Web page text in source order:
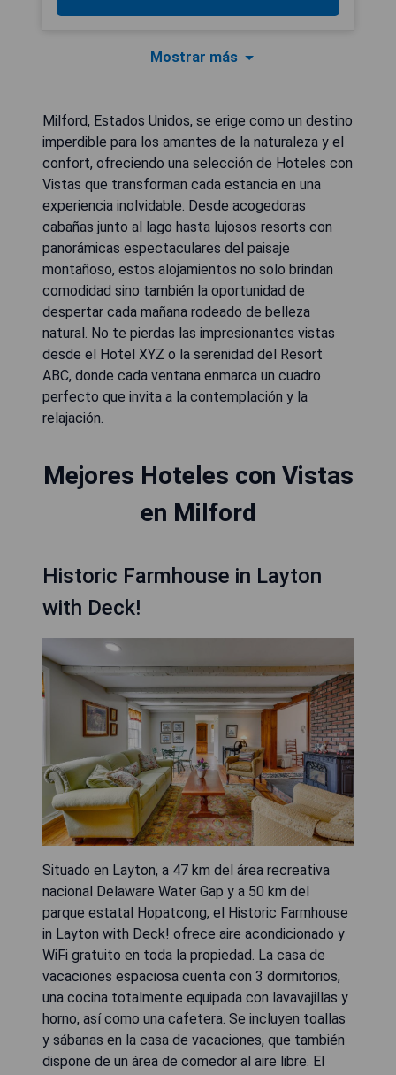
Mostrar más
Milford, Estados Unidos, se erige como un destino
imperdible para los amantes de la naturaleza y el
confort, ofreciendo una selección de Hoteles con
Vistas que transforman cada estancia en una
experiencia inolvidable. Desde acogedoras
cabañas junto al lago hasta lujosos resorts con
panorámicas espectaculares del paisaje
montañoso, estos alojamientos no solo brindan
comodidad sino también la oportunidad de
despertar cada mañana rodeado de belleza
natural. No te pierdas las impresionantes vistas
desde el Hotel XYZ o la serenidad del Resort
ABC, donde cada ventana enmarca un cuadro
perfecto que invita a la contemplación y la
relajación.
Mejores Hoteles con Vistas
en Milford
Historic Farmhouse in Layton
with Deck!
Situado en Layton, a 47 km del área recreativa
nacional Delaware Water Gap y a 50 km del
parque estatal Hopatcong, el Historic Farmhouse
in Layton with Deck! ofrece aire acondicionado y
WiFi gratuito en toda la propiedad. La casa de
vacaciones espaciosa cuenta con 3 dormitorios,
una cocina totalmente equipada con lavavajillas y
horno, así como una cafetera. Se incluyen toallas
y sábanas en la casa de vacaciones, que también
dispone de un área de comedor al aire libre. El